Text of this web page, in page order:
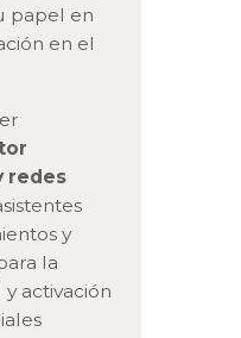
papel en
en el
redes
y
la
activación